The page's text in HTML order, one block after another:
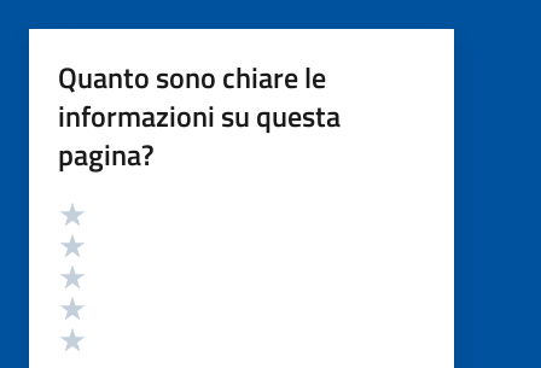
Quanto sono chiare le
informazioni su questa
pagina?
Valutazione